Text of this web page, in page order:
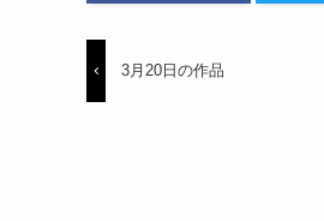
3月20日の作品